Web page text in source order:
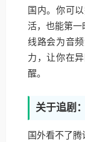
国内。你可
活，也能第一
线路会为音
力，让你在
醒。
关于追剧
国外看不了腾